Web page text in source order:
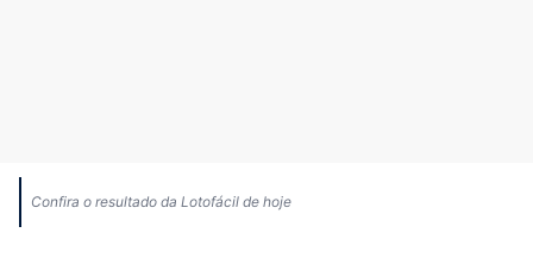
Confira o resultado da Lotofácil de hoje